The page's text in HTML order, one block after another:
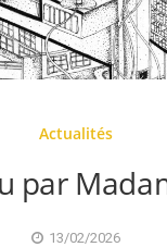
Actualités
par
13/02/2026